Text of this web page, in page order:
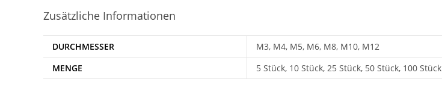
Zusätzliche Informationen
DURCHMESSER
M3, M4, M5, M6, M8, M10, M12
MENGE
5 Stück, 10 Stück, 25 Stück, 50 Stück, 100 Stück